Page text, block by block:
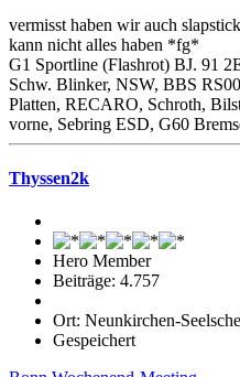
vermisst haben wir auch
kann nicht alles haben *fg*
G1 Sportline (Flashrot) BJ. 91
Schw. Blinker, NSW, BBS
Platten, RECARO, Schroth,
vorne, Sebring ESD, G60
Thyssen2k
Hero Member
Beiträge: 4.757
Ort: Neunkirchen-
Gespeichert